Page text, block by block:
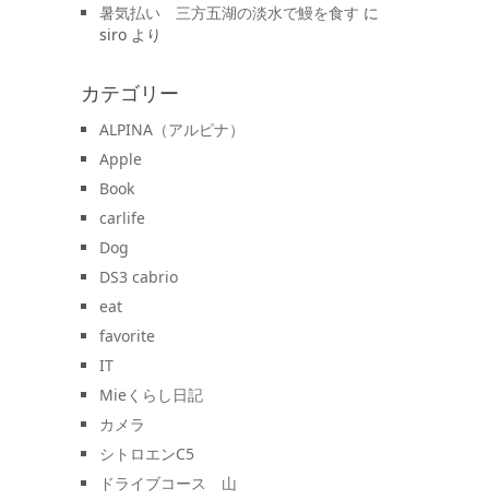
暑気払い 三方五湖の淡水で鰻を食す に
siro より
カテゴリー
ALPINA（アルピナ）
Apple
Book
carlife
Dog
DS3 cabrio
eat
favorite
IT
Mieくらし日記
カメラ
シトロエンC5
ドライブコース 山